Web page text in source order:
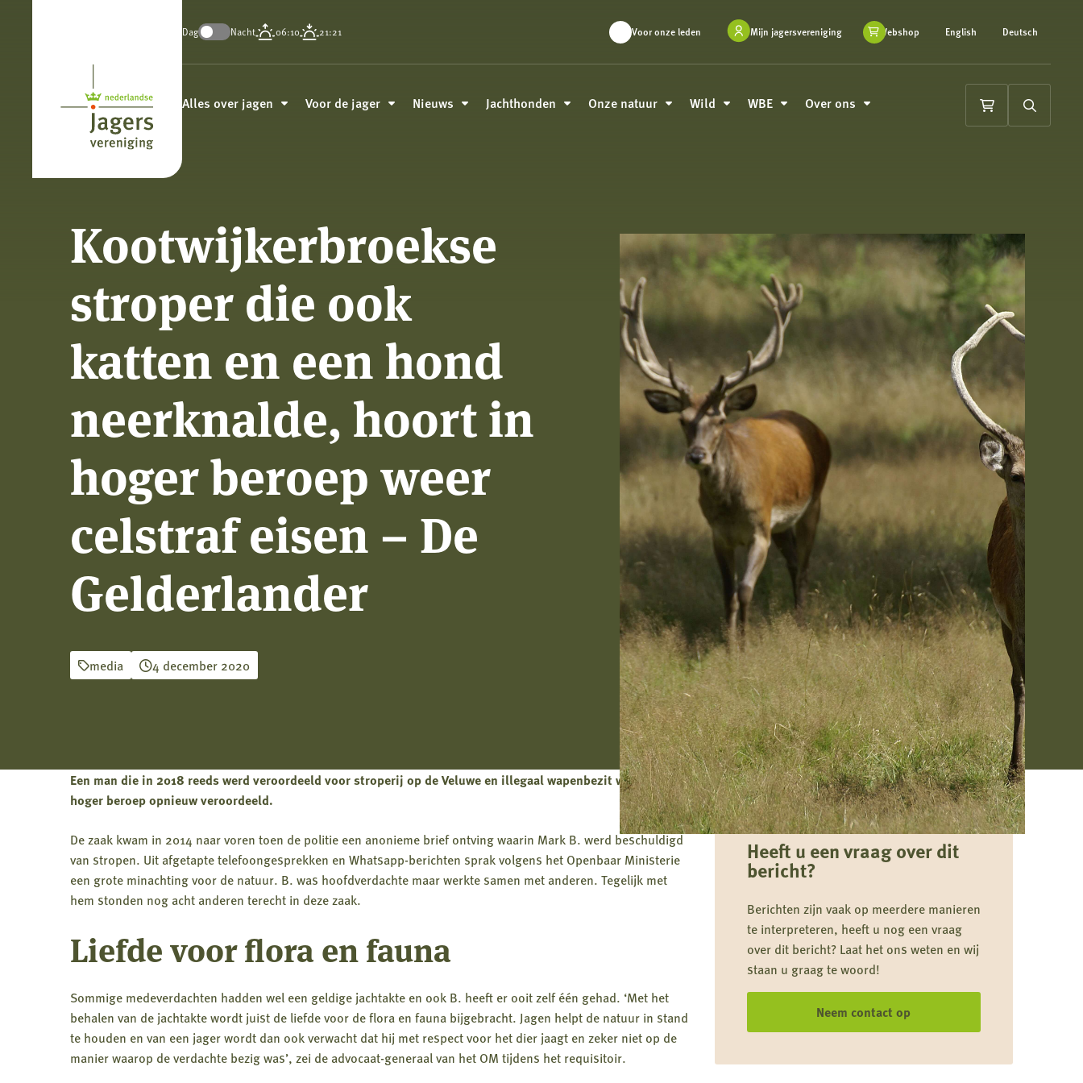
Nederlandse
Jagersvereniging
Dag Nacht 06:10 21:21 Voor onze leden Mijn jagersvereniging Webshop English Deutsch
Alles over jagen Voor de jager Nieuws Jachthonden Onze natuur Wild WBE Over ons
Winkelwagen
Zoeken
Kootwijkerbroekse
stroper die ook
katten en een hond
neerknalde, hoort in
hoger beroep weer
celstraf eisen – De
Gelderlander
media 4 december 2020
Heeft u een vraag over dit
bericht?
Berichten zijn vaak op meerdere manieren
te interpreteren, heeft u nog een vraag
over dit bericht? Laat het ons weten en wij
staan u graag te woord!
Neem contact op
Een man die in 2018 reeds werd veroordeeld voor stroperij op de Veluwe en illegaal wapenbezit werd in
hoger beroep opnieuw veroordeeld.
De zaak kwam in 2014 naar voren toen de politie een anonieme brief ontving waarin Mark B. werd beschuldigd
van stropen. Uit afgetapte telefoongesprekken en Whatsapp-berichten sprak volgens het Openbaar Ministerie
een grote minachting voor de natuur. B. was hoofdverdachte maar werkte samen met anderen. Tegelijk met
hem stonden nog acht anderen terecht in deze zaak.
Liefde voor flora en fauna
Sommige medeverdachten hadden wel een geldige jachtakte en ook B. heeft er ooit zelf één gehad. ‘Met het
behalen van de jachtakte wordt juist de liefde voor de flora en fauna bijgebracht. Jagen helpt de natuur in stand
te houden en van een jager wordt dan ook verwacht dat hij met respect voor het dier jaagt en zeker niet op de
manier waarop de verdachte bezig was’, zei de advocaat-generaal van het OM tijdens het requisitoir.